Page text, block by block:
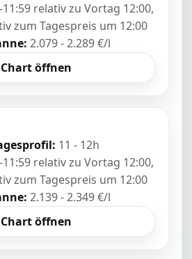
11:59 relativ zu Vortag 12:00,
zum Tagespreis um 12:00
2.079 - 2.289 €/l
Chart öffnen
11 - 12h
11:59 relativ zu Vortag 12:00,
zum Tagespreis um 12:00
2.139 - 2.349 €/l
Chart öffnen